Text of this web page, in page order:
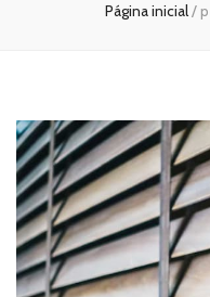
Página inicial/